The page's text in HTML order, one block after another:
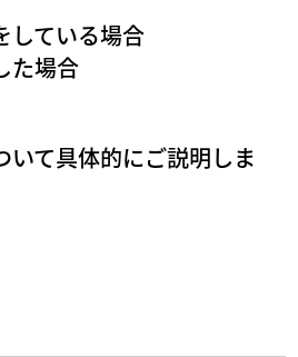
している場合
た場合
いて具体的にご説明しま